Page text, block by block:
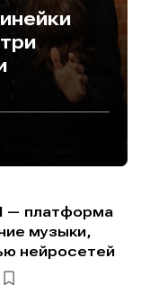
— платформа
музыки,
нейросетей